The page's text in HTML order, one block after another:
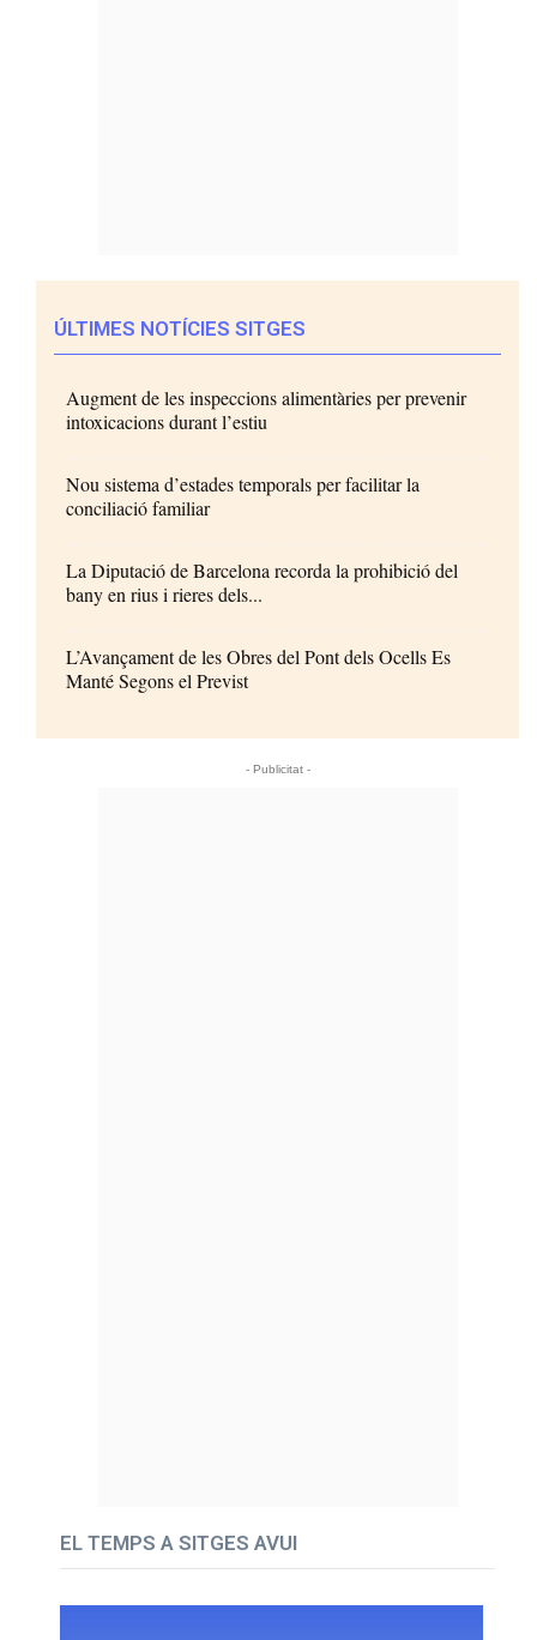
ÚLTIMES NOTÍCIES SITGES
Augment de les inspeccions alimentàries per prevenir
intoxicacions durant l’estiu
Nou sistema d’estades temporals per facilitar la
conciliació familiar
La Diputació de Barcelona recorda la prohibició del
bany en rius i rieres dels...
L’Avançament de les Obres del Pont dels Ocells Es
Manté Segons el Previst
- Publicitat -
EL TEMPS A SITGES AVUI